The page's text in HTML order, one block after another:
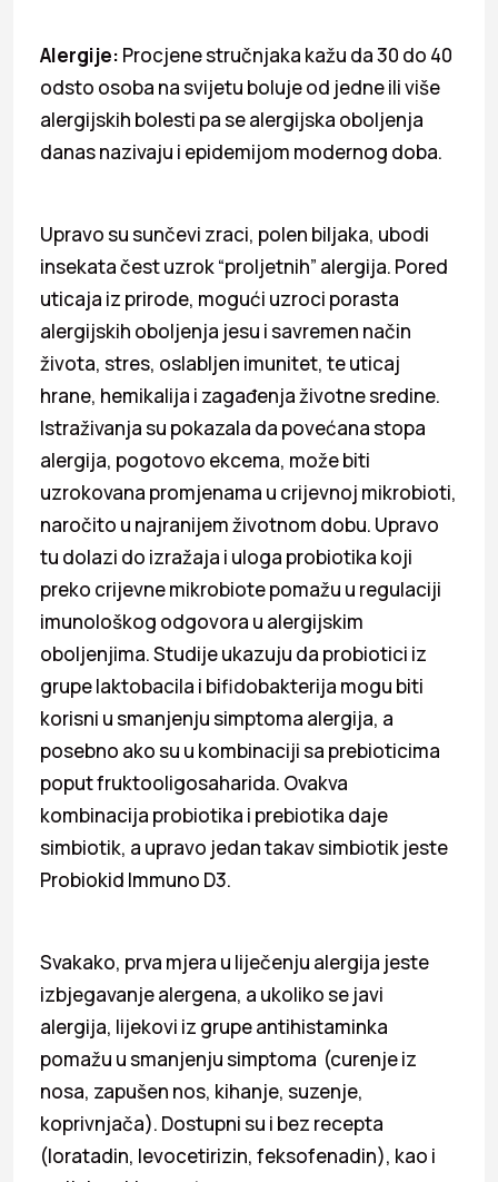
Alergije: Procjene stručnjaka kažu da 30 do 40
odsto osoba na svijetu boluje od jedne ili više
alergijskih bolesti pa se alergijska oboljenja
danas nazivaju i epidemijom modernog doba.
Upravo su sunčevi zraci, polen biljaka, ubodi
insekata čest uzrok “proljetnih” alergija. Pored
uticaja iz prirode, mogući uzroci porasta
alergijskih oboljenja jesu i savremen način
života, stres, oslabljen imunitet, te uticaj
hrane, hemikalija i zagađenja životne sredine.
Istraživanja su pokazala da povećana stopa
alergija, pogotovo ekcema, može biti
uzrokovana promjenama u crijevnoj mikrobioti,
naročito u najranijem životnom dobu. Upravo
tu dolazi do izražaja i uloga probiotika koji
preko crijevne mikrobiote pomažu u regulaciji
imunološkog odgovora u alergijskim
oboljenjima. Studije ukazuju da probiotici iz
grupe laktobacila i bifidobakterija mogu biti
korisni u smanjenju simptoma alergija, a
posebno ako su u kombinaciji sa prebioticima
poput fruktooligosaharida. Ovakva
kombinacija probiotika i prebiotika daje
simbiotik, a upravo jedan takav simbiotik jeste
Probiokid Immuno D3.
Svakako, prva mjera u liječenju alergija jeste
izbjegavanje alergena, a ukoliko se javi
alergija, lijekovi iz grupe antihistaminka
pomažu u smanjenju simptoma (curenje iz
nosa, zapušen nos, kihanje, suzenje,
koprivnjača). Dostupni su i bez recepta
(loratadin, levocetirizin, feksofenadin), kao i